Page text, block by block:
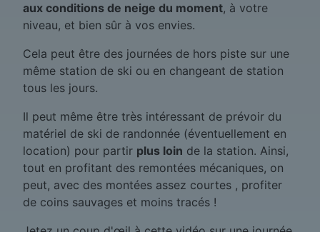
aux conditions de neige du moment, à votre
niveau, et bien sûr à vos envies.
Cela peut être des journées de hors piste sur une
même station de ski ou en changeant de station
tous les jours.
Il peut même être très intéressant de prévoir du
matériel de ski de randonnée (éventuellement en
location) pour partir plus loin de la station. Ainsi,
tout en profitant des remontées mécaniques, on
peut, avec des montées assez courtes , profiter
de coins sauvages et moins tracés !